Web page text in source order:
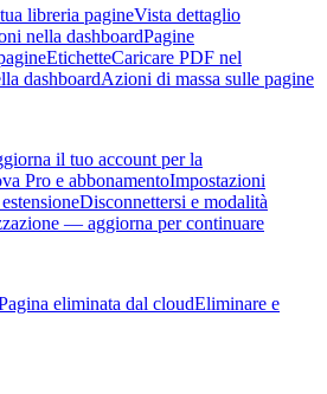
libreria pagineVista dettaglio
nella dashboardPagine
EtichetteCaricare PDF nel
dashboardAzioni di massa sulle pagine
il tuo account per la
Pro e abbonamentoImpostazioni
Disconnettersi e modalità
— aggiorna per continuare
eliminata dal cloudEliminare e